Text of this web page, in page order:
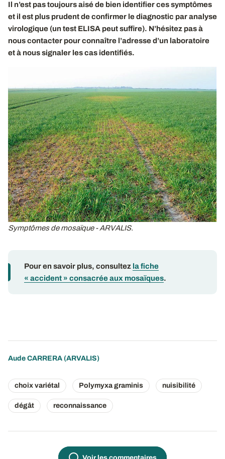
Il n’est pas toujours aisé de bien identifier ces symptômes
et il est plus prudent de confirmer le diagnostic par analyse
virologique (un test ELISA peut suffire). N’hésitez pas à
nous contacter pour connaître l’adresse d’un laboratoire
et à nous signaler les cas identifiés.
Symptômes de mosaïque - ARVALIS.
Pour en savoir plus, consultez la fiche
« accident » consacrée aux mosaïques.
Aude CARRERA (ARVALIS)
choix variétal Polymyxa graminis nuisibilité
dégât reconnaissance